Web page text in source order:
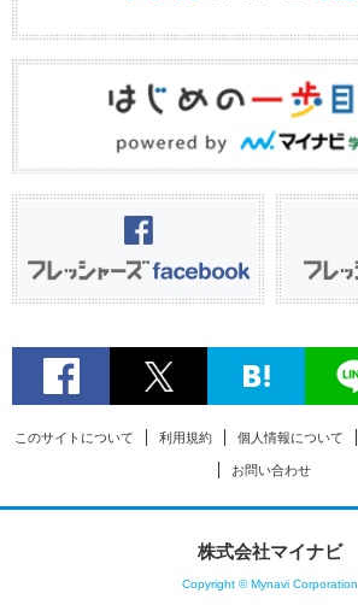
このサイトについて 利用規約 個人情報について
お問い合わせ
株式会社マイナビ
Copyright © Mynavi Corporation